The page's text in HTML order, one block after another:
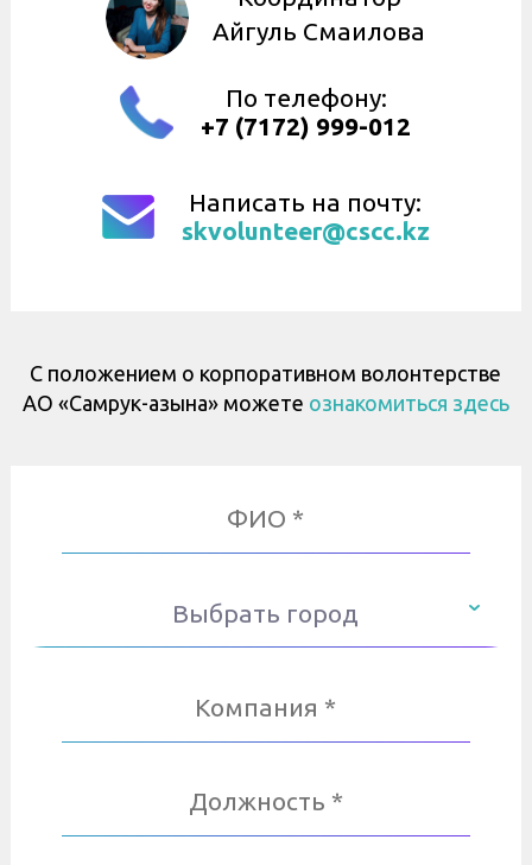
Айгуль Смаилова
По телефону:
+7 (7172) 999-012
Написать на почту:
skvolunteer@cscc.kz
С положением о корпоративном волонтерстве
АО «Самрук-Қазына» можете ознакомиться здесь
Выбрать город